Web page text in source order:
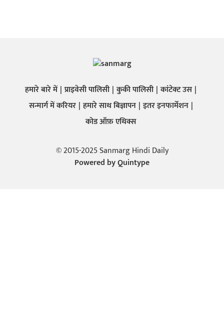
हमारे बारे में प्राइवेसी पालिसी कुकी पालिसी कांटेक्ट उस
सन्मार्ग में करियर हमारे साथ बिज्ञापन इतर इनफार्मेशन
कोड ऑफ़ एथिक्स
© 2015-2025 Sanmarg Hindi Daily
Powered byQuintype